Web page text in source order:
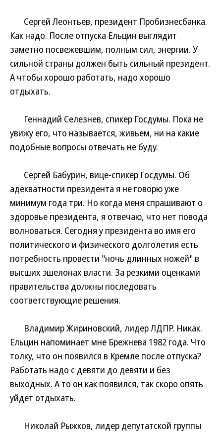
Сергей Леонтьев, президент Пробизнесбанка.
Как надо. После отпуска Ельцин выглядит
заметно посвежевшим, полным сил, энергии. У
сильной страны должен быть сильный президент.
А чтобы хорошо работать, надо хорошо
отдыхать.
Геннадий Селезнев, спикер Госдумы. Пока не
увижу его, что называется, живьем, ни на какие
подобные вопросы отвечать не буду.
Сергей Бабурин, вице-спикер Госдумы. Об
адекватности президента я не говорю уже
минимум года три. Но когда меня спрашивают о
здоровье президента, я отвечаю, что нет повода
волноваться. Сегодня у президента во имя его
политического и физического долголетия есть
потребность провести "ночь длинных ножей" в
высших эшелонах власти. За резкими оценками
правительства должны последовать
соответствующие решения.
Владимир Жириновский, лидер ЛДПР. Никак.
Ельцин напоминает мне Брежнева 1982 года. Что
толку, что он появился в Кремле после отпуска?
Работать надо с девяти до девяти и без
выходных. А то он как появился, так скоро опять
уйдет отдыхать.
Николай Рыжков, лидер депутатской группы